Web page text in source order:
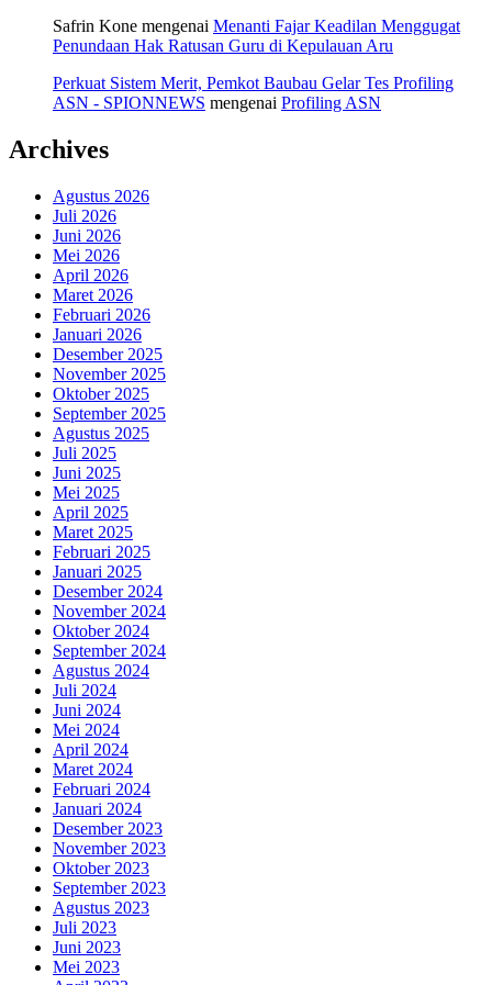
Safrin Kone mengenai Menanti Fajar Keadilan Menggugat
Penundaan Hak Ratusan Guru di Kepulauan Aru
Perkuat Sistem Merit, Pemkot Baubau Gelar Tes Profiling
ASN - SPIONNEWS mengenai Profiling ASN
Archives
Agustus 2026
Juli 2026
Juni 2026
Mei 2026
April 2026
Maret 2026
Februari 2026
Januari 2026
Desember 2025
November 2025
Oktober 2025
September 2025
Agustus 2025
Juli 2025
Juni 2025
Mei 2025
April 2025
Maret 2025
Februari 2025
Januari 2025
Desember 2024
November 2024
Oktober 2024
September 2024
Agustus 2024
Juli 2024
Juni 2024
Mei 2024
April 2024
Maret 2024
Februari 2024
Januari 2024
Desember 2023
November 2023
Oktober 2023
September 2023
Agustus 2023
Juli 2023
Juni 2023
Mei 2023